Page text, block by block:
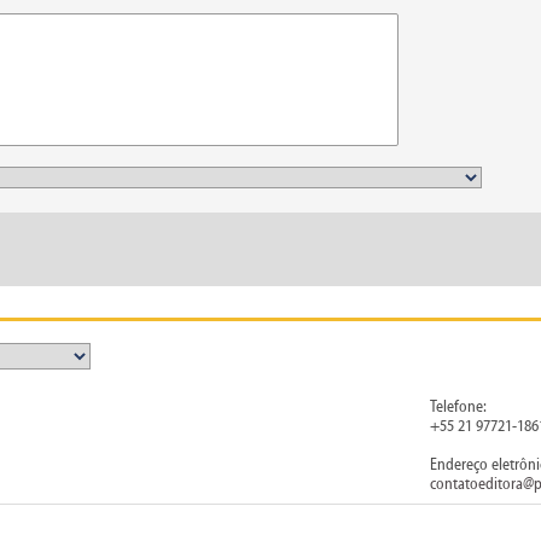
Telefone:
+55 21 97721-
Endereço